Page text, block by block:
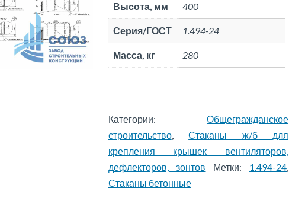
Высота, мм 400
Серия/ГОСТ 1.494-24
Масса, кг 280
Категории: Общегражданское
строительство,Стаканы ж/б для
крепления крышек вентиляторов,
дефлекторов, зонтов
Метки: 1.494-24,
Стаканы бетонные